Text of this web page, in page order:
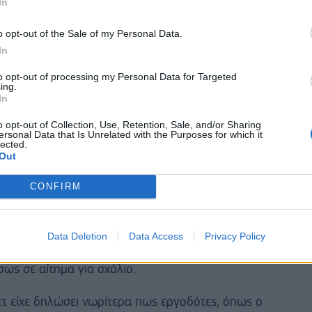
opt-out of the Sale of my Personal Data.
opt-out of processing my Personal Data for Targeted
opt-out of Collection, Use, Retention, Sale, and/or Sharing
Data that Is Unrelated with the Purposes for which it
CONFIRM
Data Deletion Data Access Privacy Policy
κατά μήκος της Ανατολικής Ακτής και της
Λιμένα της Βιρτζίνια.
σε αίτημα για σχόλιο.
είχε δηλώσει νωρίτερα πως εργοδότες, όπως ο